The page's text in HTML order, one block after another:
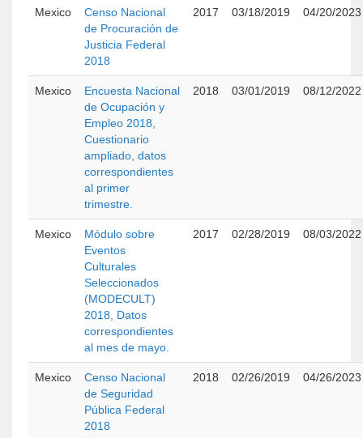
Mexico
Censo Nacional
de Procuración de
Justicia Federal
2018
2017 03/18/2019 04/20/2023
Mexico
Encuesta Nacional
de Ocupación y
Empleo 2018,
Cuestionario
ampliado, datos
correspondientes
al primer
trimestre.
2018 03/01/2019 08/12/2022
Mexico
Módulo sobre
Eventos
Culturales
Seleccionados
(MODECULT)
2018, Datos
correspondientes
al mes de mayo.
2017 02/28/2019 08/03/2022
Mexico
Censo Nacional
de Seguridad
Pública Federal
2018
2018 02/26/2019 04/26/2023